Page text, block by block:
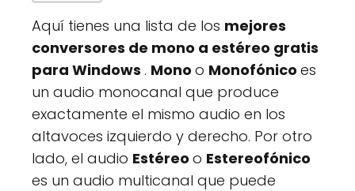
Aquí tienes una lista de los mejores
conversores de mono a estéreo gratis
para Windows . Mono o Monofónico es
un audio monocanal que produce
exactamente el mismo audio en los
altavoces izquierdo y derecho. Por otro
lado, el audio Estéreo o Estereofónico
es un audio multicanal que puede